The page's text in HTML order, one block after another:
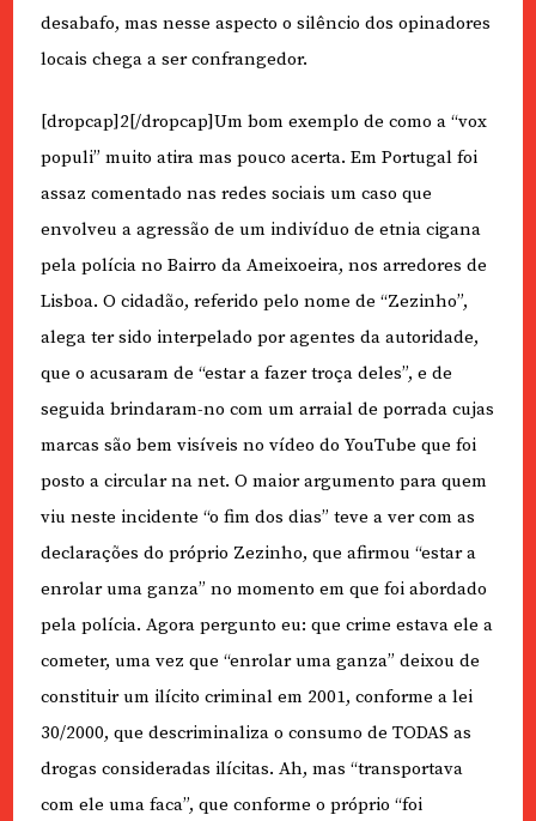
desabafo, mas nesse aspecto o silêncio dos opinadores
locais chega a ser confrangedor.
[dropcap]2[/dropcap]Um bom exemplo de como a “vox
populi” muito atira mas pouco acerta. Em Portugal foi
assaz comentado nas redes sociais um caso que
envolveu a agressão de um indivíduo de etnia cigana
pela polícia no Bairro da Ameixoeira, nos arredores de
Lisboa. O cidadão, referido pelo nome de “Zezinho”,
alega ter sido interpelado por agentes da autoridade,
que o acusaram de “estar a fazer troça deles”, e de
seguida brindaram-no com um arraial de porrada cujas
marcas são bem visíveis no vídeo do YouTube que foi
posto a circular na net. O maior argumento para quem
viu neste incidente “o fim dos dias” teve a ver com as
declarações do próprio Zezinho, que afirmou “estar a
enrolar uma ganza” no momento em que foi abordado
pela polícia. Agora pergunto eu: que crime estava ele a
cometer, uma vez que “enrolar uma ganza” deixou de
constituir um ilícito criminal em 2001, conforme a lei
30/2000, que descriminaliza o consumo de TODAS as
drogas consideradas ilícitas. Ah, mas “transportava
com ele uma faca”, que conforme o próprio “foi